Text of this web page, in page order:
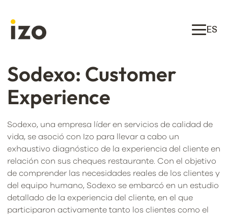
ES
Sodexo: Customer
Experience
Sodexo, una empresa líder en servicios de calidad de
vida, se asoció con Izo para llevar a cabo un
exhaustivo diagnóstico de la experiencia del cliente en
relación con sus cheques restaurante. Con el objetivo
de comprender las necesidades reales de los clientes y
del equipo humano, Sodexo se embarcó en un estudio
detallado de la experiencia del cliente, en el que
participaron activamente tanto los clientes como el